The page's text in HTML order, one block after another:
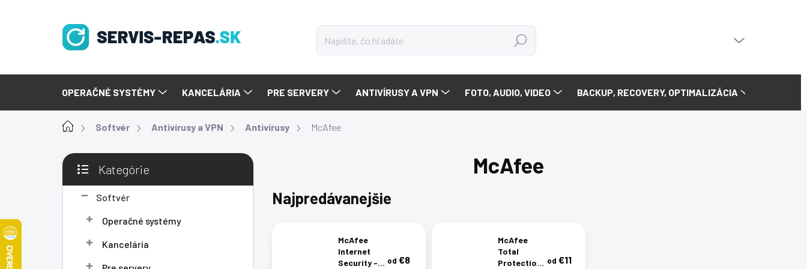
Hľadať
OPERAČNÉ SYSTÉMY KANCELÁRIA PRE SERVERY ANTIVÍRUSY A VPN FOTO, AUDIO, VIDEO BACKUP, RECOVERY, OPTIMALIZÁCIA
DomovSoftvér Antivírusy a VPN Antivírusy McAfee
B
č
Preskočiť
Kategórie
Softvér
Operačné systémy
Kancelária
McAfee
Najpredávanejšie
McAfee
Internet
Security -
od €8
McAfee
Total
Protection
od €11